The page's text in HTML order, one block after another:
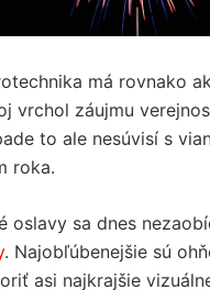
má rovnako
vrchol záujmu
to ale nesúvisí s
roka.
oslavy sa dnes
. Najobľúbenejšie sú
asi najkrajšie